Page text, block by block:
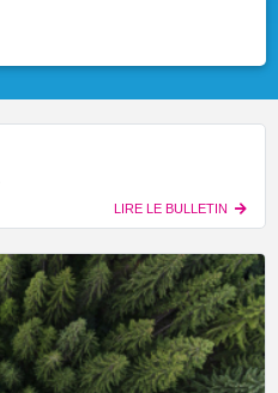
LIRE LE BULLETIN